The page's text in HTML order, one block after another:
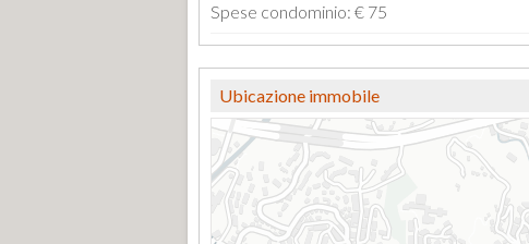
Spese condominio: € 75
Ubicazione immobile